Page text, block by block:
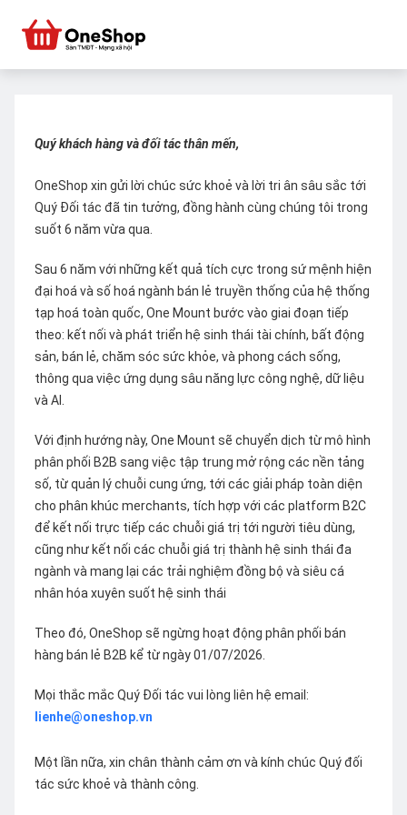
Quý khách hàng và đối tác thân mến,
OneShop xin gửi lời chúc sức khoẻ và lời tri ân sâu sắc tới
Quý Đối tác đã tin tưởng, đồng hành cùng chúng tôi trong
suốt 6 năm vừa qua.
Sau 6 năm với những kết quả tích cực trong sứ mệnh hiện
đại hoá và số hoá ngành bán lẻ truyền thống của hệ thống
tạp hoá toàn quốc, One Mount bước vào giai đoạn tiếp
theo: kết nối và phát triển hệ sinh thái tài chính, bất động
sản, bán lẻ, chăm sóc sức khỏe, và phong cách sống,
thông qua việc ứng dụng sâu năng lực công nghệ, dữ liệu
và AI.
Với định hướng này, One Mount sẽ chuyển dịch từ mô hình
phân phối B2B sang việc tập trung mở rộng các nền tảng
số, từ quản lý chuỗi cung ứng, tới các giải pháp toàn diện
cho phân khúc merchants, tích hợp với các platform B2C
để kết nối trực tiếp các chuỗi giá trị tới người tiêu dùng,
cũng như kết nối các chuỗi giá trị thành hệ sinh thái đa
ngành và mang lại các trải nghiệm đồng bộ và siêu cá
nhân hóa xuyên suốt hệ sinh thái
Theo đó, OneShop sẽ ngừng hoạt động phân phối bán
hàng bán lẻ B2B kể từ ngày 01/07/2026.
Mọi thắc mắc Quý Đối tác vui lòng liên hệ email:
lienhe@oneshop.vn
Một lần nữa, xin chân thành cảm ơn và kính chúc Quý đối
tác sức khoẻ và thành công.